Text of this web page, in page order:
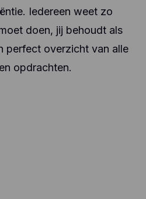
Iedereen weet zo
doen, jij behoudt als
perfect overzicht van alle
opdrachten.